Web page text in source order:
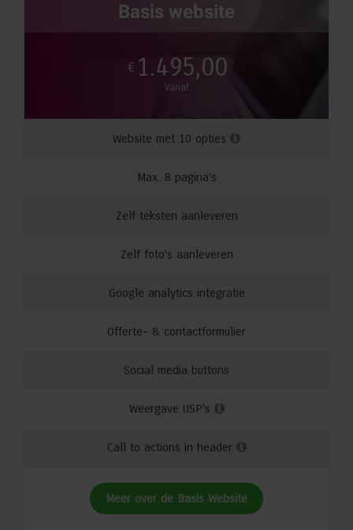
Basis website
€ 1.495,00
Vanaf
Website met 10 opties
Max. 8 pagina’s
Zelf teksten aanleveren
Zelf foto's aanleveren
Google analytics integratie
Offerte- & contactformulier
Social media buttons
Weergave USP's
Call to actions in header
Meer over de Basis Website